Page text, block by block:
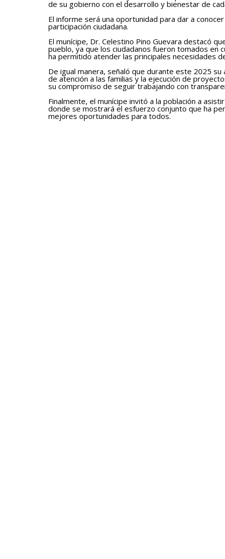
de su gobierno con el desarrollo y bienestar de
El informe será una oportunidad para dar a
participación ciudadana.
El munícipe, Dr. Celestino Pino Guevara destacó
pueblo, ya que los ciudadanos fueron tomados en
ha permitido atender las principales necesidades
De igual manera, señaló que durante este 2025
de atención a las familias y la ejecución de
su compromiso de seguir trabajando con
Finalmente, el munícipe invitó a la población a
donde se mostrará el esfuerzo conjunto que ha
mejores oportunidades para todos.